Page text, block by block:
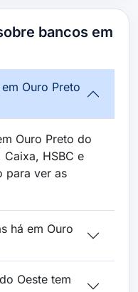
bancos em
Ouro Preto
Ouro Preto do
Caixa, HSBC e
para ver as
há em Ouro
Oeste tem